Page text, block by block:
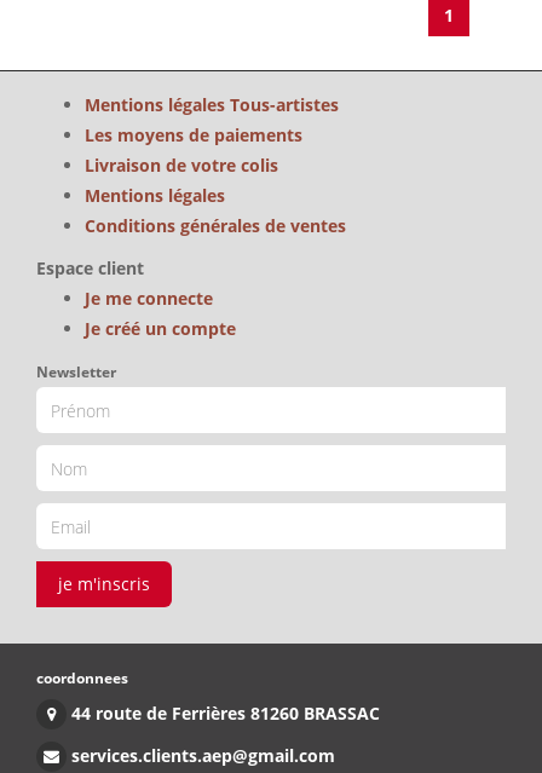
1
Mentions légales Tous-artistes
Les moyens de paiements
Livraison de votre colis
Mentions légales
Conditions générales de ventes
Espace client
Je me connecte
Je créé un compte
Newsletter
je m'inscris
coordonnees
44 route de Ferrières 81260 BRASSAC
services.clients.aep@gmail.com